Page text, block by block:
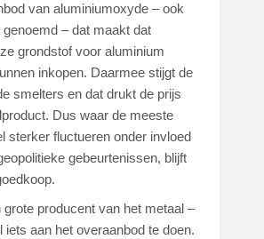
van aluminiumoxyde – ook
genoemd – dat maakt dat
grondstof voor aluminium
inkopen. Daarmee stijgt de
smelters en dat drukt de prijs
Dus waar de meeste
sterker fluctueren onder invloed
gebeurtenissen, blijft
grote producent van het metaal –
iets aan het overaanbod te doen.